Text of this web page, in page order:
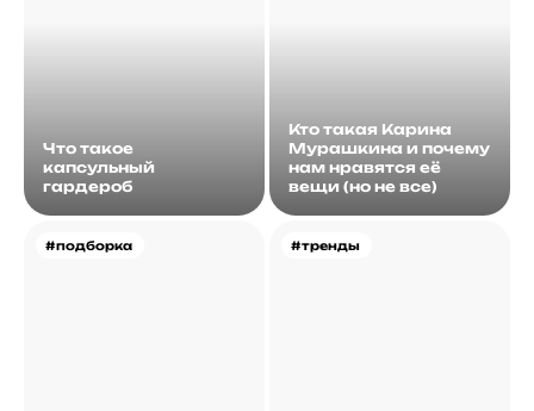
Что такое
капсульный
гардероб
Кто такая Карина
Мурашкина и почему
нам нравятся её
вещи (но не все)
#подборка #тренды